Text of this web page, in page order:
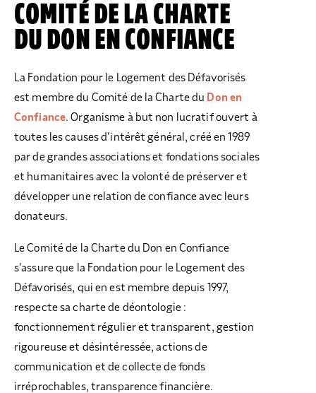
COMITÉ DE LA CHARTE
DU DON EN CONFIANCE
La Fondation pour le Logement des Défavorisés
est membre du Comité de la Charte du Don en
Confiance. Organisme à but non lucratif ouvert à
toutes les causes d’intérêt général, créé en 1989
par de grandes associations et fondations sociales
et humanitaires avec la volonté de préserver et
développer une relation de confiance avec leurs
donateurs.
Le Comité de la Charte du Don en Confiance
s’assure que la Fondation pour le Logement des
Défavorisés, qui en est membre depuis 1997,
respecte sa charte de déontologie :
fonctionnement régulier et transparent, gestion
rigoureuse et désintéressée, actions de
communication et de collecte de fonds
irréprochables, transparence financière.